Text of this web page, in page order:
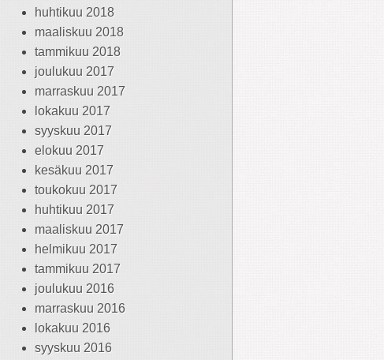
huhtikuu 2018
maaliskuu 2018
tammikuu 2018
joulukuu 2017
marraskuu 2017
lokakuu 2017
syyskuu 2017
elokuu 2017
kesäkuu 2017
toukokuu 2017
huhtikuu 2017
maaliskuu 2017
helmikuu 2017
tammikuu 2017
joulukuu 2016
marraskuu 2016
lokakuu 2016
syyskuu 2016